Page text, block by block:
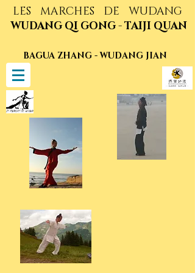
LES MARCHES DE WUDANG
WUDANG QI GONG - TAIJI QUAN
BAGUA ZHANG - WUDANG JIAN